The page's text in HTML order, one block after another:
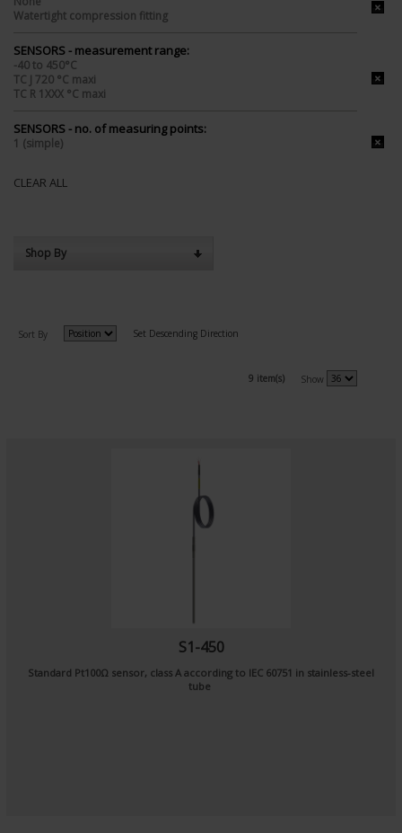
Watertight compression fitting
SENSORS - measurement range:
-40 to 450°C
TC J 720 °C maxi
TC R 1XXX °C maxi
SENSORS - no. of measuring points:
1 (simple)
CLEAR ALL
Shop By
Sort By Set Descending Direction
9 item(s) Show
S1-450
Standard Pt100Ω sensor, class A according to IEC 60751 in stainless-steel
tube